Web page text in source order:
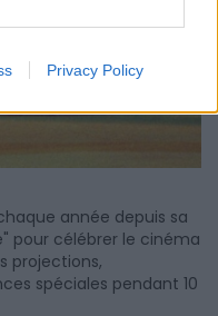
Privacy Policy
année depuis sa
pour célébrer le cinéma
projections,
spéciales pendant 10